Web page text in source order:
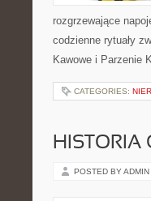
rozgrzewające
codzienne rytuały
Kawowe i Parzenie
CATEGORIES:
HISTORIA
POSTED BY ADMIN